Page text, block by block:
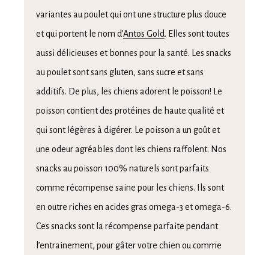
variantes au poulet qui ont une structure plus douce
et qui portent le nom d’Antos Gold. Elles sont toutes
aussi délicieuses et bonnes pour la santé. Les snacks
au poulet sont sans gluten, sans sucre et sans
additifs. De plus, les chiens adorent le poisson! Le
poisson contient des protéines de haute qualité et
qui sont légères à digérer. Le poisson a un goût et
une odeur agréables dont les chiens raffolent. Nos
snacks au poisson 100% naturels sont parfaits
comme récompense saine pour les chiens. Ils sont
en outre riches en acides gras omega-3 et omega-6.
Ces snacks sont la récompense parfaite pendant
l’entrainement, pour gâter votre chien ou comme